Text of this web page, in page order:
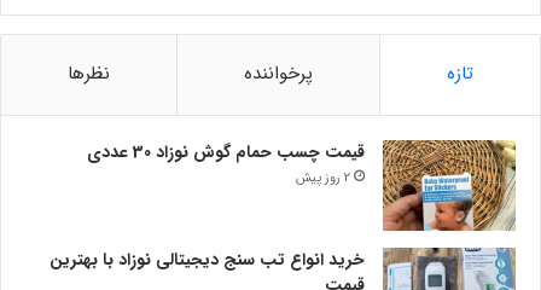
تازه پرخواننده نظرها
قیمت چسب حمام گوش نوزاد 30 عددی
2 روز پیش
خرید انواع تب سنج دیجیتالی نوزاد با بهترین